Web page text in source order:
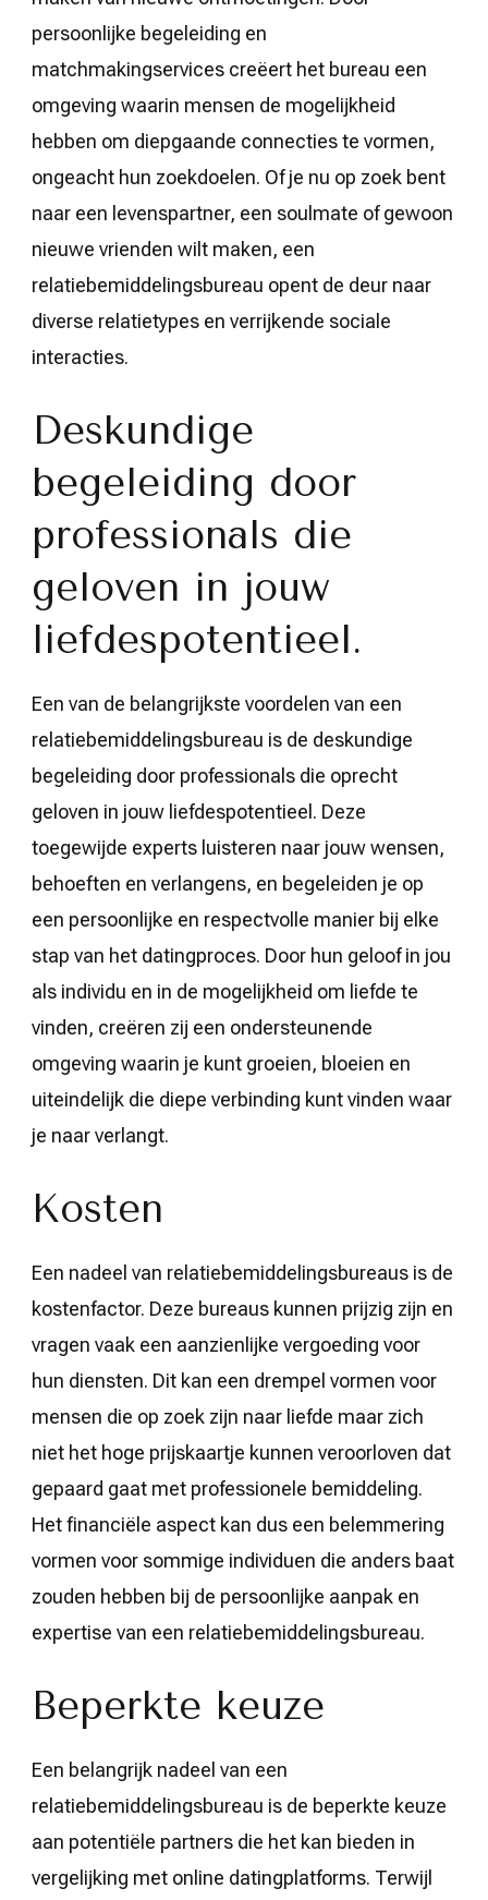
persoonlijke begeleiding en
matchmakingservices creëert het bureau een
omgeving waarin mensen de mogelijkheid
hebben om diepgaande connecties te vormen,
ongeacht hun zoekdoelen. Of je nu op zoek bent
naar een levenspartner, een soulmate of gewoon
nieuwe vrienden wilt maken, een
relatiebemiddelingsbureau opent de deur naar
diverse relatietypes en verrijkende sociale
interacties.
Deskundige
begeleiding door
professionals die
geloven in jouw
liefdespotentieel.
Een van de belangrijkste voordelen van een
relatiebemiddelingsbureau is de deskundige
begeleiding door professionals die oprecht
geloven in jouw liefdespotentieel. Deze
toegewijde experts luisteren naar jouw wensen,
behoeften en verlangens, en begeleiden je op
een persoonlijke en respectvolle manier bij elke
stap van het datingproces. Door hun geloof in jou
als individu en in de mogelijkheid om liefde te
vinden, creëren zij een ondersteunende
omgeving waarin je kunt groeien, bloeien en
uiteindelijk die diepe verbinding kunt vinden waar
je naar verlangt.
Kosten
Een nadeel van relatiebemiddelingsbureaus is de
kostenfactor. Deze bureaus kunnen prijzig zijn en
vragen vaak een aanzienlijke vergoeding voor
hun diensten. Dit kan een drempel vormen voor
mensen die op zoek zijn naar liefde maar zich
niet het hoge prijskaartje kunnen veroorloven dat
gepaard gaat met professionele bemiddeling.
Het financiële aspect kan dus een belemmering
vormen voor sommige individuen die anders baat
zouden hebben bij de persoonlijke aanpak en
expertise van een relatiebemiddelingsbureau.
Beperkte keuze
Een belangrijk nadeel van een
relatiebemiddelingsbureau is de beperkte keuze
aan potentiële partners die het kan bieden in
vergelijking met online datingplatforms. Terwijl